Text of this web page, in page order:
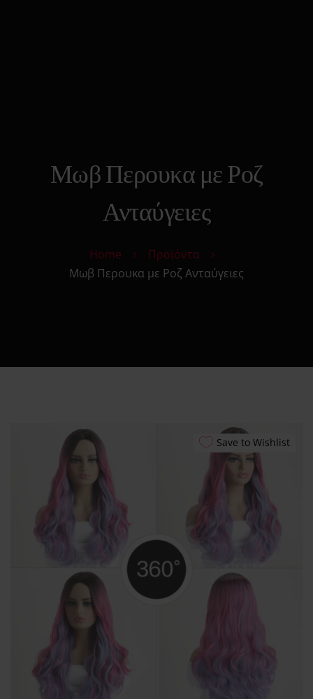
Πρωκτικά Toys
Μόδα
Υγεία & Ομορφιά
Sexy Δώρα
Επικοινωνία
Κατάστημα
Erotic Kit – Οδηγός
για Απόλαυση &
Ασφάλεια
Αυτόματοι
Πωλητές 24 Ώρες –
Λακωνίας 10
Πειραιάς
Ο λογαριασμός
μου
Smart Locker
Aphroditti
Wishlist
Μωβ Περουκα με Ροζ
Ανταύγειες
Home
Προϊόντα
Μωβ Περουκα με Ροζ Ανταύγειες
Save to Wishlist